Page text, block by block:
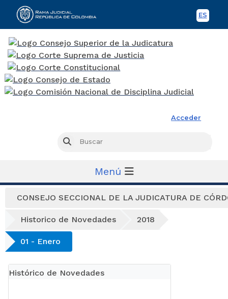
ES
Acceder
Buscar
Menú
CONSEJO SECCIONAL DE LA JUDICATURA DE
Historico de Novedades 2018
01 - Enero
Histórico de Novedades